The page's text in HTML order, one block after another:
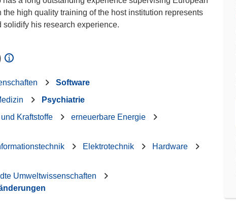
high quality training of the host institution represents
Software
Psychiatrie
Kraftstoffe
erneuerbare Energie
Elektrotechnik
Hardware
Umweltwissenschaften